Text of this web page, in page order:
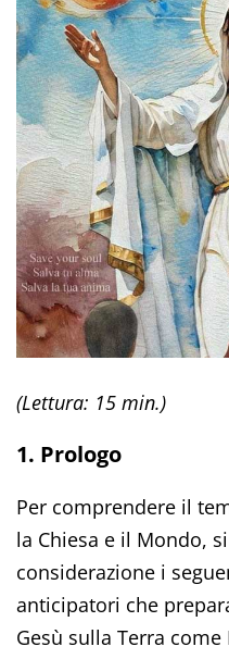
(Lettura: 15 min.)
1. Prologo
Per comprendere il
la Chiesa e il Mondo,
considerazione i
anticipatori che
Gesù sulla Terra